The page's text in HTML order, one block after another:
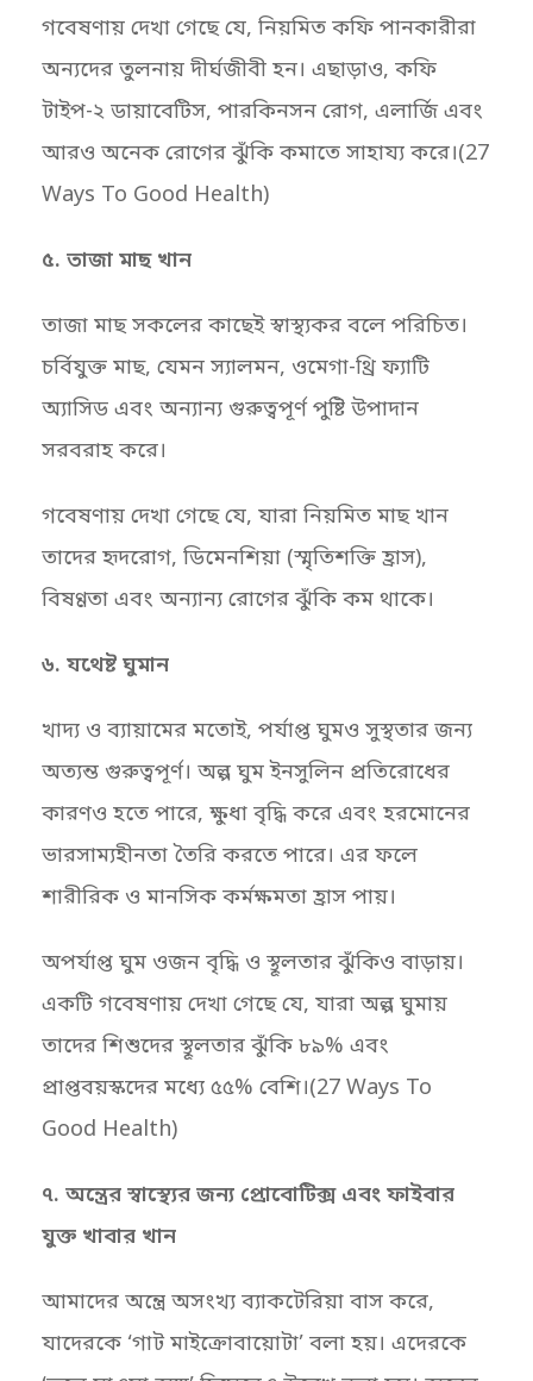
গবেষণায় দেখা গেছে যে, নিয়মিত কফি পানকারীরা
অন্যদের তুলনায় দীর্ঘজীবী হন। এছাড়াও, কফি
টাইপ-২ ডায়াবেটিস, পারকিনসন রোগ, এলার্জি এবং
আরও অনেক রোগের ঝুঁকি কমাতে সাহায্য করে।(27
Ways To Good Health)
৫. তাজা মাছ খান
তাজা মাছ সকলের কাছেই স্বাস্থ্যকর বলে পরিচিত।
চর্বিযুক্ত মাছ, যেমন স্যালমন, ওমেগা-থ্রি ফ্যাটি
অ্যাসিড এবং অন্যান্য গুরুত্বপূর্ণ পুষ্টি উপাদান
সরবরাহ করে।
গবেষণায় দেখা গেছে যে, যারা নিয়মিত মাছ খান
তাদের হৃদরোগ, ডিমেনশিয়া (স্মৃতিশক্তি হ্রাস),
বিষণ্ণতা এবং অন্যান্য রোগের ঝুঁকি কম থাকে।
৬. যথেষ্ট ঘুমান
খাদ্য ও ব্যায়ামের মতোই, পর্যাপ্ত ঘুমও সুস্থতার জন্য
অত্যন্ত গুরুত্বপূর্ণ। অল্প ঘুম ইনসুলিন প্রতিরোধের
কারণও হতে পারে, ক্ষুধা বৃদ্ধি করে এবং হরমোনের
ভারসাম্যহীনতা তৈরি করতে পারে। এর ফলে
শারীরিক ও মানসিক কর্মক্ষমতা হ্রাস পায়।
অপর্যাপ্ত ঘুম ওজন বৃদ্ধি ও স্থূলতার ঝুঁকিও বাড়ায়।
একটি গবেষণায় দেখা গেছে যে, যারা অল্প ঘুমায়
তাদের শিশুদের স্থূলতার ঝুঁকি ৮৯% এবং
প্রাপ্তবয়স্কদের মধ্যে ৫৫% বেশি।(27 Ways To
Good Health)
৭. অন্ত্রের স্বাস্থ্যের জন্য প্রোবোটিক্স এবং ফাইবার
যুক্ত খাবার খান
আমাদের অন্ত্রে অসংখ্য ব্যাকটেরিয়া বাস করে,
যাদেরকে ‘গাট মাইক্রোবায়োটা’ বলা হয়। এদেরকে